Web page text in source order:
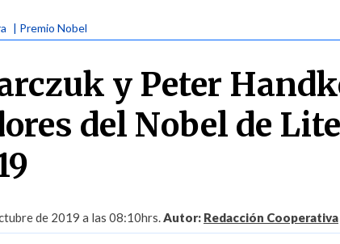
| Premio Nobel
y Peter
del Nobel de
de 2019 a las 08:10hrs.Autor: Redacción Cooperativa